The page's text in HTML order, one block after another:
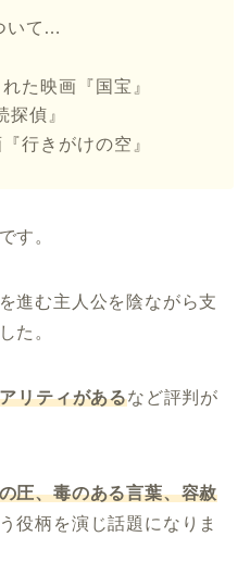
いて…
た映画『国宝』
偵』
行きがけの空』
す。
進む主人公を陰ながら支
た。
リティがあるなど評判が
圧、毒のある言葉、容赦
役柄を演じ話題になりま